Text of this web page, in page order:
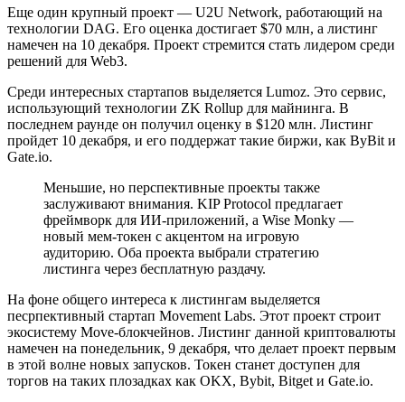
Еще один крупный проект — U2U Network, работающий на
технологии DAG. Его оценка достигает $70 млн, а листинг
намечен на 10 декабря. Проект стремится стать лидером среди
решений для Web3.
Среди интересных стартапов выделяется Lumoz. Это сервис,
использующий технологии ZK Rollup для майнинга. В
последнем раунде он получил оценку в $120 млн. Листинг
пройдет 10 декабря, и его поддержат такие биржи, как ByBit и
Gate.io.
Меньшие, но перспективные проекты также
заслуживают внимания. KIP Protocol предлагает
фреймворк для ИИ-приложений, а Wise Monky —
новый мем-токен с акцентом на игровую
аудиторию. Оба проекта выбрали стратегию
листинга через бесплатную раздачу.
На фоне общего интереса к листингам выделяется
песрпективный стартап Movement Labs. Этот проект строит
экосистему Move-блокчейнов. Листинг данной криптовалюты
намечен на понедельник, 9 декабря, что делает проект первым
в этой волне новых запусков. Токен станет доступен для
торгов на таких плозадках как OKX, Bybit, Bitget и Gate.io.